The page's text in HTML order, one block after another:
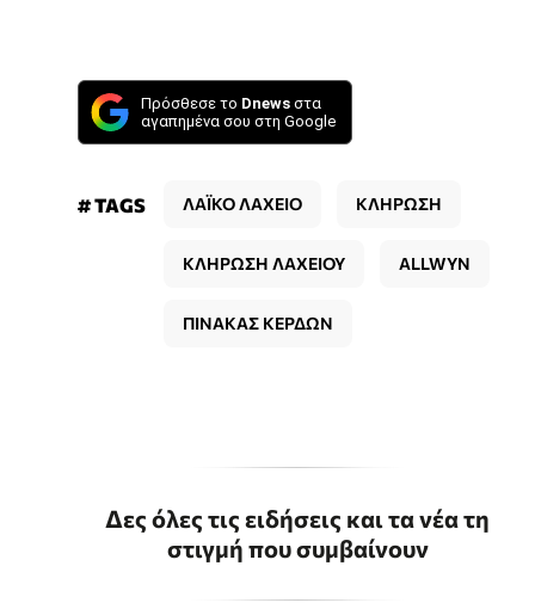
Πρόσθεσε το Dnews στα
αγαπημένα σου στη Google
# TAGS ΛΑΪΚΟ ΛΑΧΕΙΟ ΚΛΗΡΩΣΗ
ΚΛΗΡΩΣΗ ΛΑΧΕΙΟΥ ALLWYN
ΠΙΝΑΚΑΣ ΚΕΡΔΩΝ
Δες όλες τις ειδήσεις και τα νέα τη
στιγμή που συμβαίνουν